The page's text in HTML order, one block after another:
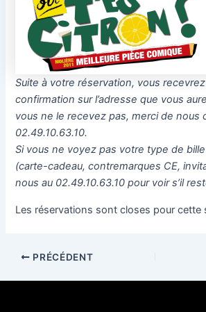
Suite à votre réservation, vous
confirmation sur l’adresse que vous
vous ne le recevez pas, merci de nous
02.49.10.63.10.
Si vous ne voyez pas votre type de
(carte-cadeau, contremarques CE,
nous au 02.49.10.63.10 pour voir s’il
Les réservations sont closes pour cette
PRÉCÉDENT